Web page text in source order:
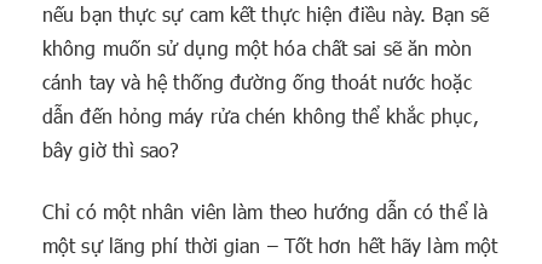
nếu bạn thực sự cam kết thực hiện điều này. Bạn sẽ
không muốn sử dụng một hóa chất sai sẽ ăn mòn
cánh tay và hệ thống đường ống thoát nước hoặc
dẫn đến hỏng máy rửa chén không thể khắc phục,
bây giờ thì sao?
Chỉ có một nhân viên làm theo hướng dẫn có thể là
một sự lãng phí thời gian – Tốt hơn hết hãy làm một